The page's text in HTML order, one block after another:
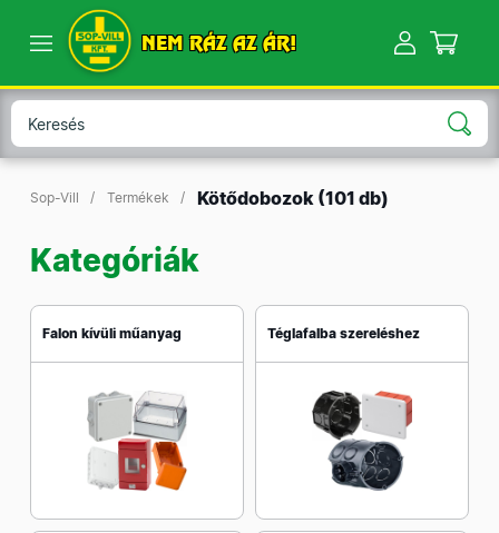
NEM RÁZ AZ ÁR!
Sop-Vill Termékek Kötődobozok (101 db)
Kategóriák
Falon kívüli műanyag Téglafalba szereléshez